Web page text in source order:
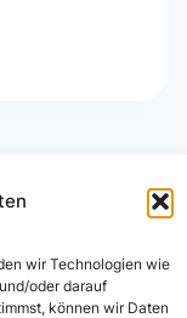
wir Technologien wie
oder darauf
können wir Daten